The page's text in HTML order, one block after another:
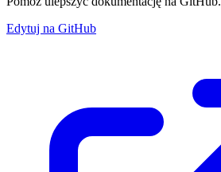
Edytuj na GitHub